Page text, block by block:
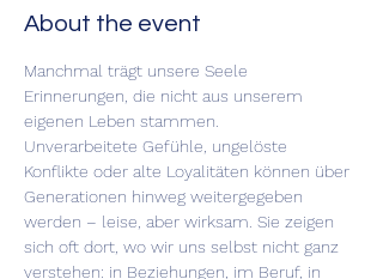
About the event
Manchmal trägt unsere Seele
Erinnerungen, die nicht aus unserem
eigenen Leben stammen.
Unverarbeitete Gefühle, ungelöste
Konflikte oder alte Loyalitäten können über
Generationen hinweg weitergegeben
werden – leise, aber wirksam. Sie zeigen
sich oft dort, wo wir uns selbst nicht ganz
verstehen: in Beziehungen, im Beruf, in